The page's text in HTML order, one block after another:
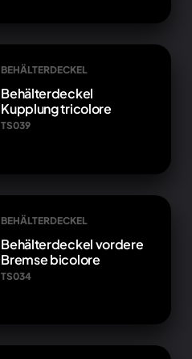
BEHÄLTERDECKEL
Behälterdeckel
Kupplung tricolore
TS039
BEHÄLTERDECKEL
Behälterdeckel vordere
Bremse bicolore
TS034